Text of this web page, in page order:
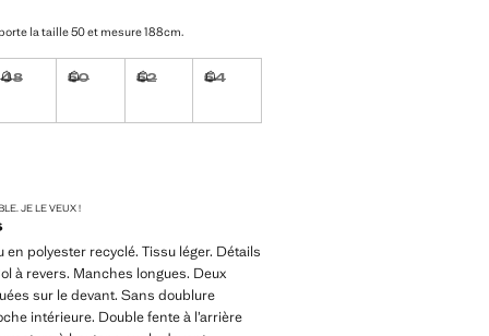
la taille 50 et mesure 188cm.
Je le veux !
48
Non disponible. Je le veux !
50
Non disponible. Je le veux !
52
Non disponible. Je le veux !
54
Non disponible. Je le veux !
Je le veux !
!
JE LE VEUX !
en polyester recyclé. Tissu léger. Détails
à revers. Manches longues. Deux
sur le devant. Sans doublure
intérieure. Double fente à l’arrière